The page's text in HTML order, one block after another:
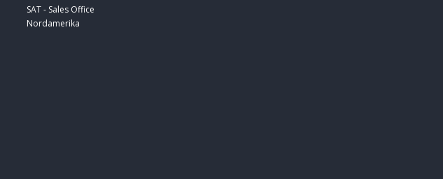
SAT - Sales Office
Nordamerika